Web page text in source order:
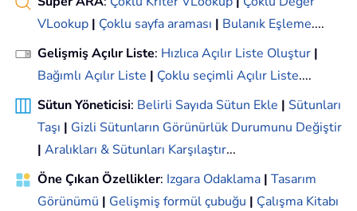
VLookup | Çoklu sayfa araması | Bulanık Eşleme....
Gelişmiş Açılır Liste: Hızlıca Açılır Liste Oluştur |
Bağımlı Açılır Liste | Çoklu seçimli Açılır Liste....
Sütun Yöneticisi: Belirli Sayıda Sütun Ekle | Sütunları
Taşı | Gizli Sütunların Görünürlük Durumunu Değiştir
| Aralıkları & Sütunları Karşılaştır...
Öne Çıkan Özellikler: Izgara Odaklama | Tasarım
Görünümü | Gelişmiş formül çubuğu | Çalışma Kitabı